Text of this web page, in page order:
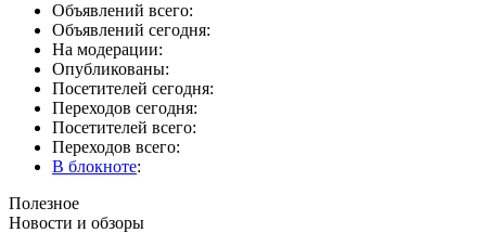
Объявлений всего:
Объявлений сегодня:
На модерации:
Опубликованы:
Посетителей сегодня:
Переходов сегодня:
Посетителей всего:
Переходов всего:
В блокноте:
Полезное
Новости и обзоры